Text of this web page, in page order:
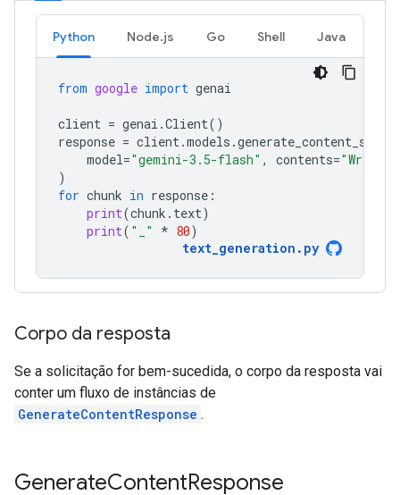
Python Node.js Go Shell Java
from google import genai
client = genai .Client()
response = client.models .
model="gemini-3.5-flash" , contents="Write
)
for chunk in response :
print(chunk . text)
print( "_" * 80)
text_generation . py
Corpo da resposta
Se a solicitação for bem-sucedida, o corpo da resposta vai
conter um fluxo de instâncias de
GenerateContentResponse .
GenerateContentResponse